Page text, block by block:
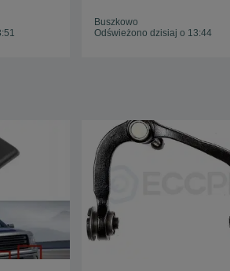
Buszkowo
Odświeżono dzisiaj o 13:44